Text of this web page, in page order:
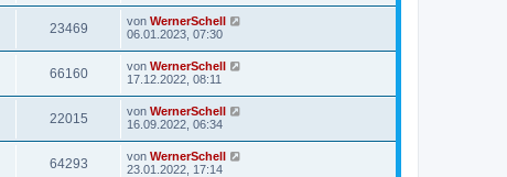
23469 von WernerSchell
06.01.2023, 07:30
66160 von WernerSchell
17.12.2022, 08:11
22015 von WernerSchell
16.09.2022, 06:34
64293 von WernerSchell
23.01.2022, 17:14